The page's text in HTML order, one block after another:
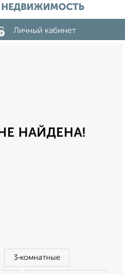
НЕДВИЖИМОСТЬ
Личный кабинет
НАЙДЕНА!
3‑комнатные